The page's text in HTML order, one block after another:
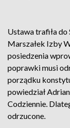
Ustawa trafiła
Marszałek Izby
posiedzenia
poprawki musi
porządku
powiedział
Codziennie.
odrzucone.